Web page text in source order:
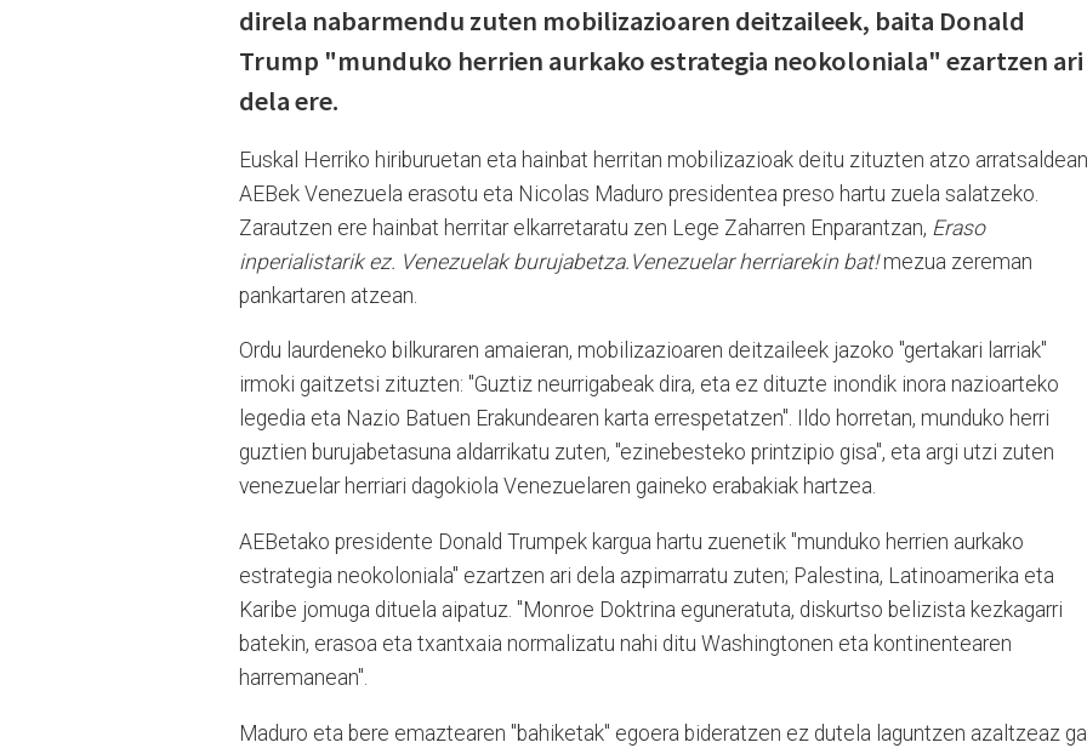
direla nabarmendu zuten mobilizazioaren deitzaileek, baita Donald
Trump "munduko herrien aurkako estrategia neokoloniala" ezartzen ari
dela ere.
Euskal Herriko hiriburuetan eta hainbat herritan mobilizazioak deitu zituzten atzo
AEBek Venezuela erasotu eta Nicolas Maduro presidentea preso hartu zuela salatzeko.
Zarautzen ere hainbat herritar elkarretaratu zen Lege Zaharren Enparantzan, Eraso
inperialistarik ez. Venezuelak burujabetza.Venezuelar herriarekin bat!mezua zereman
pankartaren atzean.
Ordu laurdeneko bilkuraren amaieran, mobilizazioaren deitzaileek jazoko "gertakari larriak"
irmoki gaitzetsi zituzten: "Guztiz neurrigabeak dira, eta ez dituzte inondik inora nazioarteko
legedia eta Nazio Batuen Erakundearen karta errespetatzen". Ildo horretan, munduko herri
guztien burujabetasuna aldarrikatu zuten, "ezinebesteko printzipio gisa", eta argi utzi zuten
venezuelar herriari dagokiola Venezuelaren gaineko erabakiak hartzea.
AEBetako presidente Donald Trumpek kargua hartu zuenetik "munduko herrien aurkako
estrategia neokoloniala" ezartzen ari dela azpimarratu zuten; Palestina, Latinoamerika eta
Karibe jomuga dituela aipatuz. "Monroe Doktrina eguneratuta, diskurtso belizista kezkagarri
batekin, erasoa eta txantxaia normalizatu nahi ditu Washingtonen eta kontinentearen
harremanean".
Maduro eta bere emaztearen "bahiketak" egoera bideratzen ez dutela laguntzen azaltzeaz